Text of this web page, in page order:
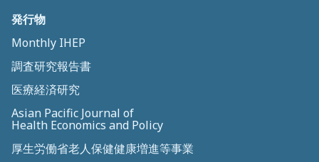
発行物
Monthly IHEP
調査研究報告書
医療経済研究
Asian Pacific Journal of
Health Economics and Policy
厚生労働省老人保健健康増進等事業